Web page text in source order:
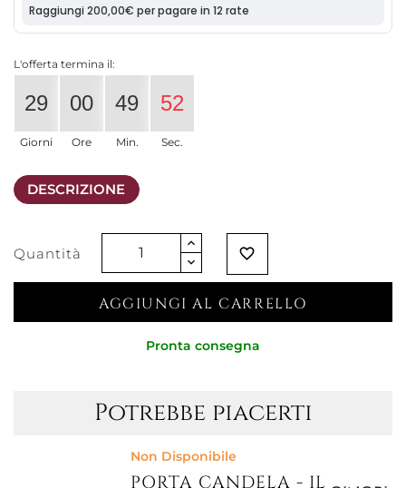
L'offerta termina il:
29
Giorni
00
Ore
49
Min.
52
Sec.
DESCRIZIONE
Quantità favorite_border
AGGIUNGI AL CARRELLO
Pronta consegna
Potrebbe piacerti
Non Disponibile
PORTA CANDELA - IL